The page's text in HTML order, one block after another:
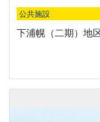
公共施設
下浦幌（二期）地